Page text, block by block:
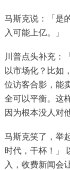
马斯克说：「是
入可能上亿。」
川普点头补充：
以市场化？比如
位访客合影，能
全可以平衡。这
因为根本没人对
马斯克笑了，举
时代，干杯！」
入，收费新闻会